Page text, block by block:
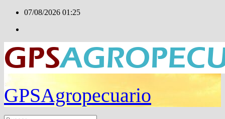
contenido
07/08/2026 01:25
GPSAgropecuario